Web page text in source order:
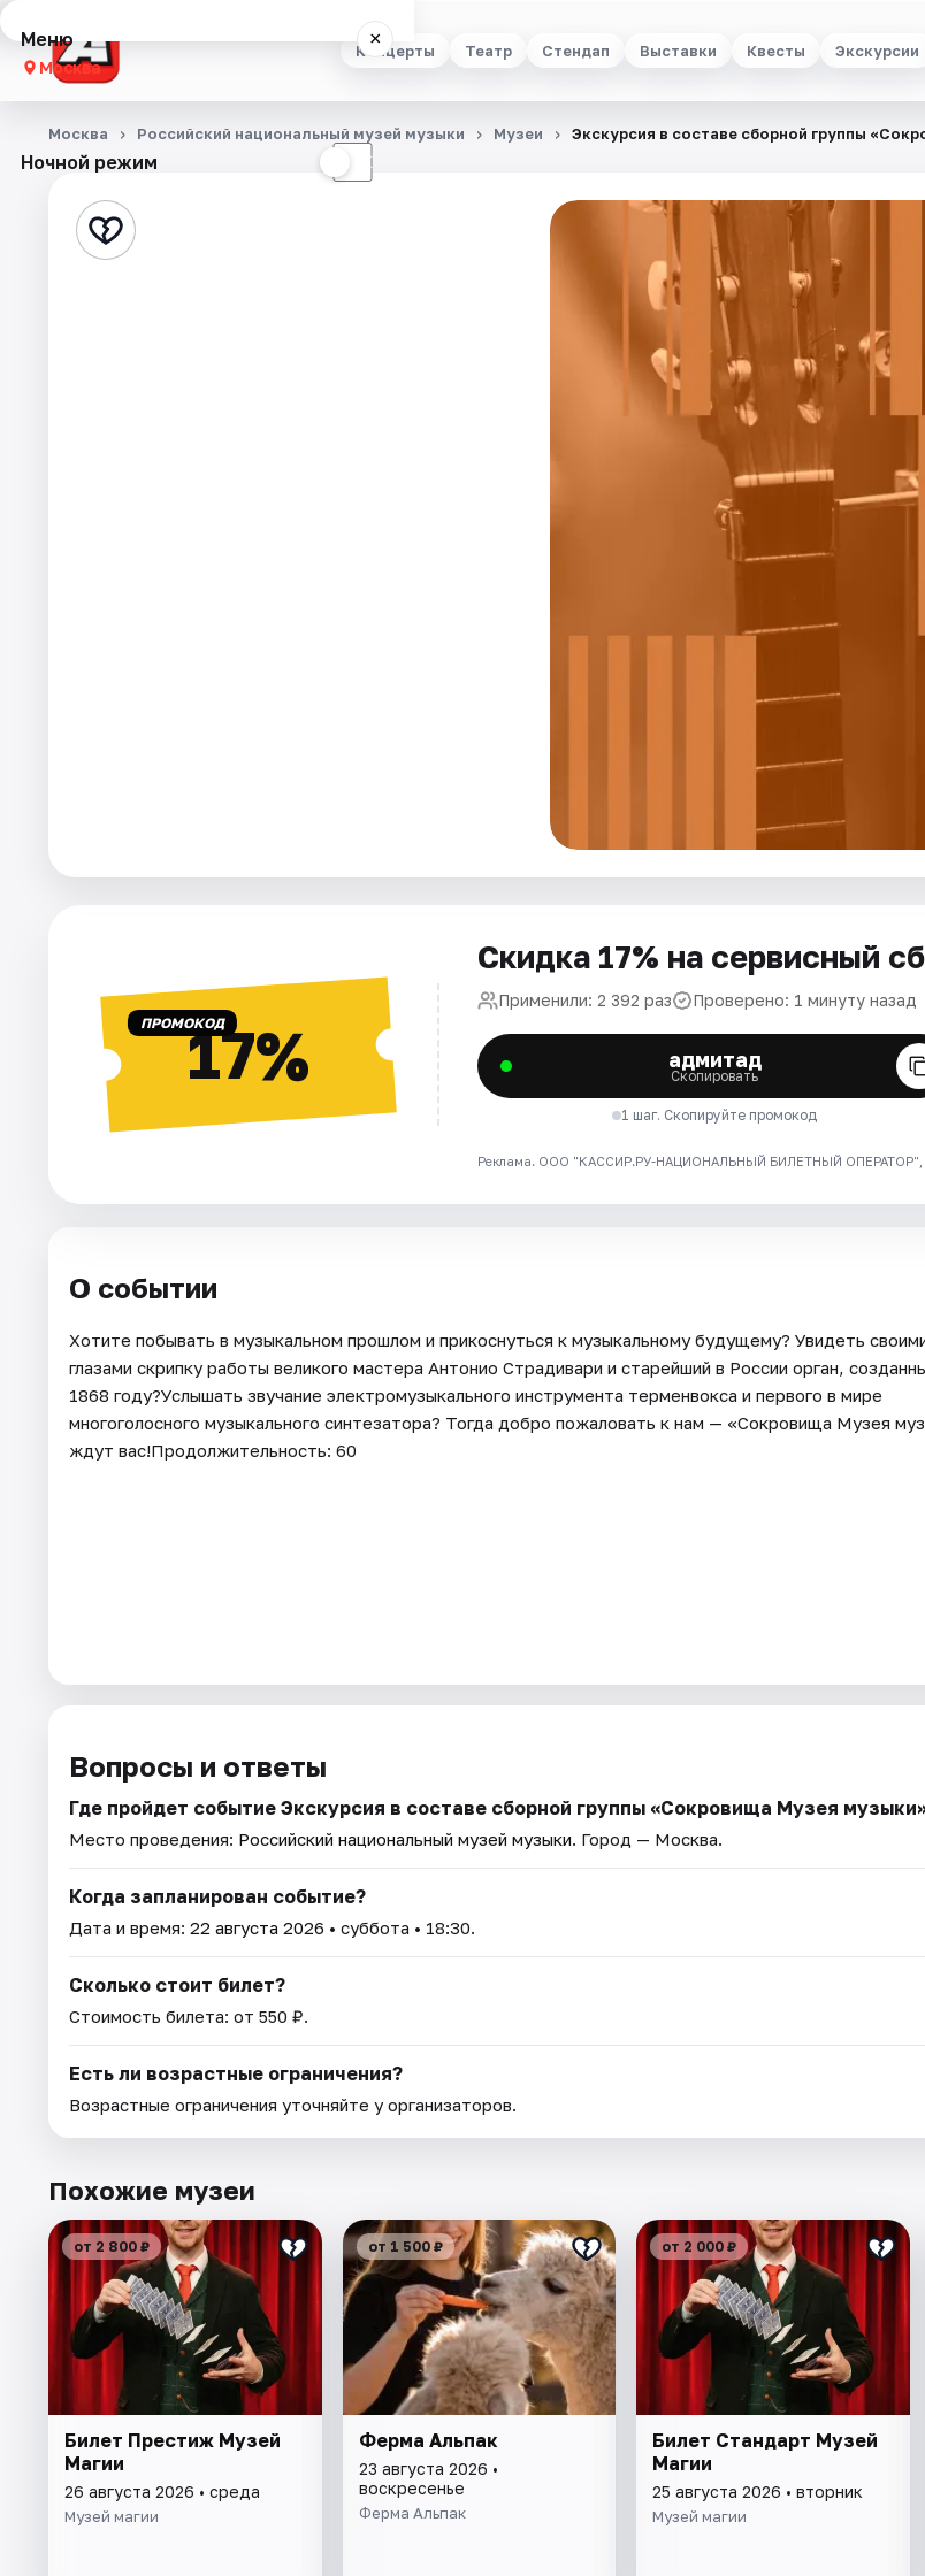
Концерты Театр Стендап Выставки Квесты Экскурсии
Меню ×
Москва
Концерты
Стендап
Ночной режим ☾
Москва Российский национальный музей музыки Музеи Экскурсия в составе сборной группы
ПРОМОКОД17%
Скидка 17% на сервисный
Применили: 2 392 раз Проверено: 1 минуту назад
адмитад
Скопировать
1 шаг. Скопируйте промокод
Реклама. ООО "КАССИР.РУ-НАЦИОНАЛЬНЫЙ БИЛЕТНЫЙ ОПЕРАТОР",
О событии
Хотите побывать в музыкальном прошлом и прикоснуться к музыкальному будущему? Увидеть
глазами скрипку работы великого мастера Антонио Страдивари и старейший в России орган,
1868 году?Услышать звучание электромузыкального инструмента терменвокса и первого в мире
многоголосного музыкального синтезатора? Тогда добро пожаловать к нам — «Сокровища Музея
ждут вас!Продолжительность: 60
Вопросы и ответы
Где пройдет событие Экскурсия в составе сборной группы «Сокровища Музея
Место проведения: Российский национальный музей музыки. Город — Москва.
Когда запланирован событие?
Дата и время: 22 августа 2026 • суббота • 18:30.
Сколько стоит билет?
Стоимость билета: от 550 ₽.
Есть ли возрастные ограничения?
Возрастные ограничения уточняйте у организаторов.
Похожие музеи
от 2 800 ₽
Билет Престиж Музей
Магии
26 августа 2026 • среда
Музей магии
от 1 500 ₽
Ферма Альпак
23 августа 2026 •
воскресенье
Ферма Альпак
от 2 000 ₽
Билет Стандарт Музей
Магии
25 августа 2026 • вторник
Музей магии